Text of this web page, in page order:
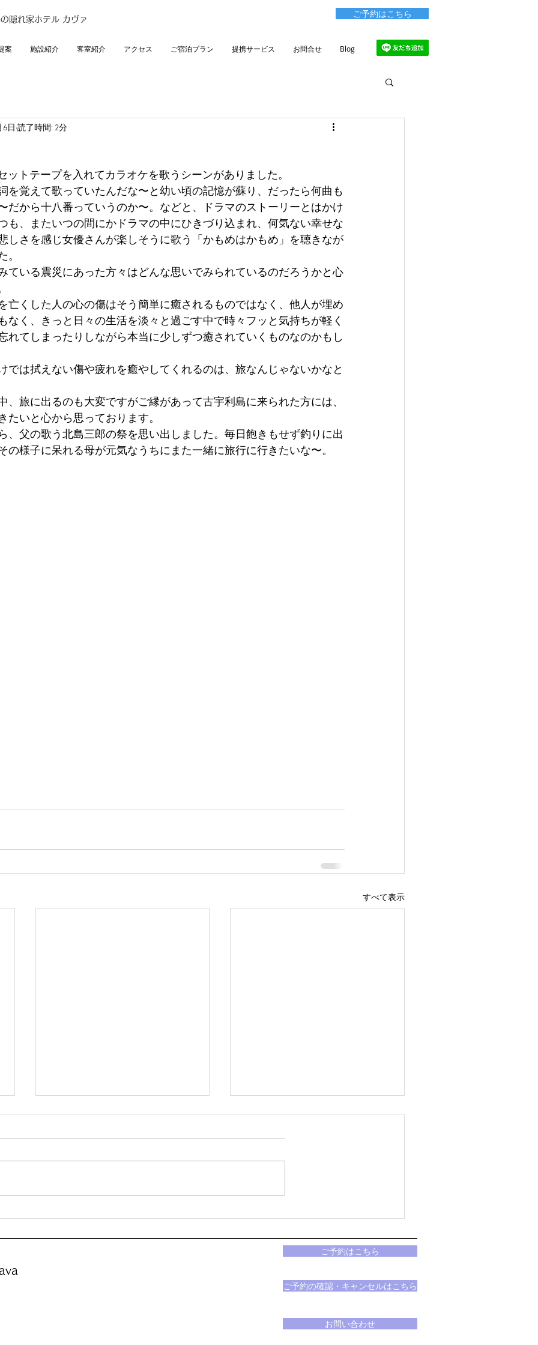
隠れ家ホテル カヴァ
案 施設紹介 客室紹介 アクセス ご宿泊プラン 提携サービス お問合せ Blog
ご予約はこちら
6日 読了時間: 2分
ットテープを入れてカラオケを歌うシーンがありました。
を覚えて歌っていたんだな〜と幼い頃の記憶が蘇り、だったら何曲も
だから十八番っていうのか〜。などと、ドラマのストーリーとはかけ
も、またいつの間にかドラマの中にひきづり込まれ、何気ない幸せな
しさを感じ女優さんが楽しそうに歌う「かもめはかもめ」を聴きなが
。
ている震災にあった方々はどんな思いでみられているのだろうかと心
亡くした人の心の傷はそう簡単に癒されるものではなく、他人が埋め
なく、きっと日々の生活を淡々と過ごす中で時々フッと気持ちが軽く
れてしまったりしながら本当に少しずつ癒されていくものなのかもし
では拭えない傷や疲れを癒やしてくれるのは、旅なんじゃないかなと
、旅に出るのも大変ですがご縁があって古宇利島に来られた方には、
たいと心から思っております。
、父の歌う北島三郎の祭を思い出しました。毎日飽きもせず釣りに出
の様子に呆れる母が元気なうちにまた一緒に旅行に行きたいな〜。
すべて表示
古宇利島ライブ配信中
ご予約はこちら
ご予約の確認・キャンセルはこちら
お問い合わせ